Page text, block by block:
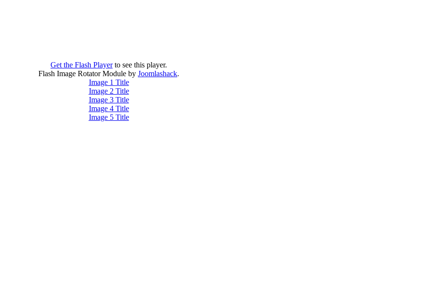
Get the Flash Playerto see this player.
Flash Image Rotator Module by Joomlashack.
Image 1 Title
Image 2 Title
Image 3 Title
Image 4 Title
Image 5 Title